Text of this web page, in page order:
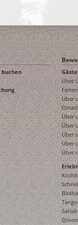
Über
Über
Über
Über
Über
Über
Über